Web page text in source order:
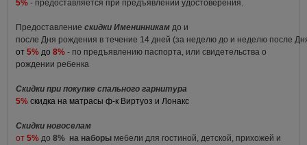
5% - предоставляется при предъявлении удостоверения.
Предоставление скидки Именинникам до и
после Дня рождения в течение 14 дней (за неделю до и неделю после
от 5% до 8% - по предъявлению паспорта, или свидетельства о
рождении ребенка
Скидки при покупке спального гарнитура
5% скидка на матрасы ф-к Виртуоз и Лонакс
Скидки новоселам
от 5% до 8% на наборы мебели для гостиной, детской, прихожей и